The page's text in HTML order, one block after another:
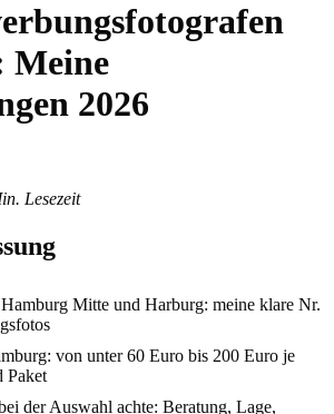
Meine
2026
Lesezeit
Mitte und Harburg: meine klare Nr.
von unter 60 Euro bis 200 Euro je
Paket
der Auswahl achte: Beratung, Lage,